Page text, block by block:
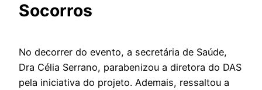
Socorros
No decorrer do evento, a secretária de Saúde,
Dra Célia Serrano, parabenizou a diretora do DAS
pela iniciativa do projeto. Ademais, ressaltou a